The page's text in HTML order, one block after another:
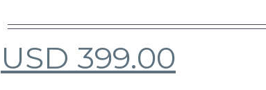
USD 399.00